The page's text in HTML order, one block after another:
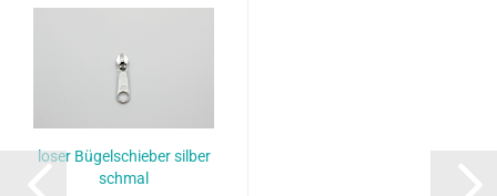
loser Bügelschieber silber
schmal